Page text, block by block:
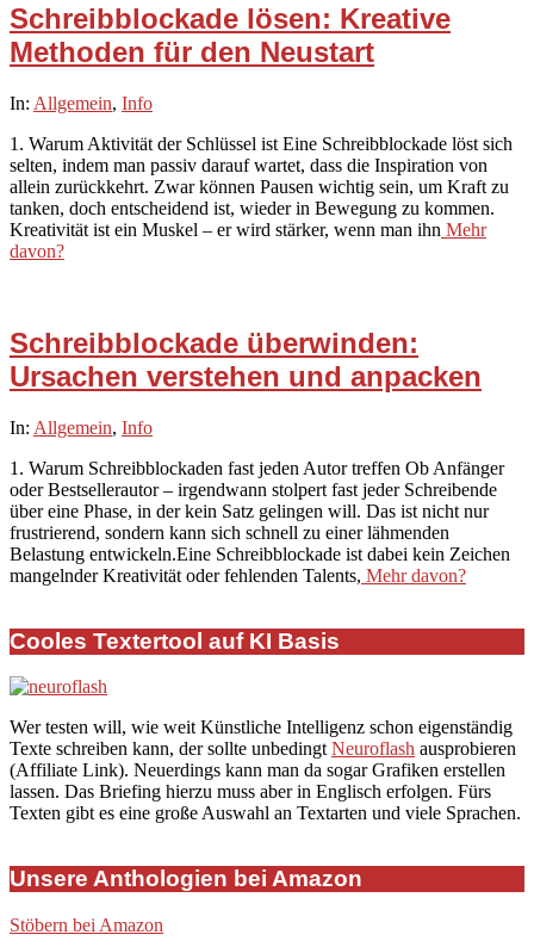
Schreibblockade lösen: Kreative
Methoden für den Neustart
2025-
30
In: Allgemein, Info
1. Warum Aktivität der Schlüssel ist Eine Schreibblockade löst sich
selten, indem man passiv darauf wartet, dass die Inspiration von
allein zurückkehrt. Zwar können Pausen wichtig sein, um Kraft zu
tanken, doch entscheidend ist, wieder in Bewegung zu kommen.
Kreativität ist ein Muskel – er wird stärker, wenn man ihn Mehr
davon?
Schreibblockade überwinden:
Ursachen verstehen und anpacken
2025-
27
In: Allgemein, Info
1. Warum Schreibblockaden fast jeden Autor treffen Ob Anfänger
oder Bestsellerautor – irgendwann stolpert fast jeder Schreibende
über eine Phase, in der kein Satz gelingen will. Das ist nicht nur
frustrierend, sondern kann sich schnell zu einer lähmenden
Belastung entwickeln.Eine Schreibblockade ist dabei kein Zeichen
mangelnder Kreativität oder fehlenden Talents, Mehr davon?
Cooles Textertool auf KI Basis
Wer testen will, wie weit Künstliche Intelligenz schon eigenständig
Texte schreiben kann, der sollte unbedingt Neuroflash ausprobieren
(Affiliate Link). Neuerdings kann man da sogar Grafiken erstellen
lassen. Das Briefing hierzu muss aber in Englisch erfolgen. Fürs
Texten gibt es eine große Auswahl an Textarten und viele Sprachen.
Unsere Anthologien bei Amazon
Stöbern bei Amazon